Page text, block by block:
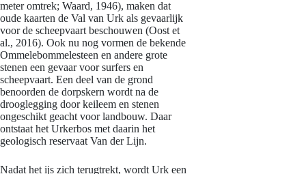
meter omtrek; Waard, 1946), maken dat
oude kaarten de Val van Urk als gevaarlijk
voor de scheepvaart beschouwen (Oost et
al., 2016). Ook nu nog vormen de bekende
Ommelebommelesteen en andere grote
stenen een gevaar voor surfers en
scheepvaart. Een deel van de grond
benoorden de dorpskern wordt na de
drooglegging door keileem en stenen
ongeschikt geacht voor landbouw. Daar
ontstaat het Urkerbos met daarin het
geologisch reservaat Van der Lijn.
Nadat het ijs zich terugtrekt, wordt Urk een